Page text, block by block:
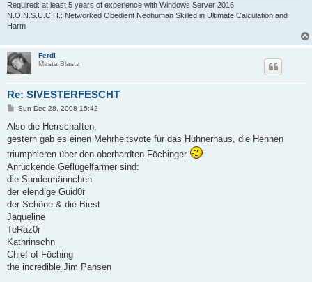
Required: at least 5 years of experience with Windows Server 2016
N.O.N.S.U.C.H.: Networked Obedient Neohuman Skilled in Ultimate Calculation and
Harm
Ferdl
Masta Blasta
Re: SIVESTERFESCHT
P
s
Sun Dec 28, 2008 15:42
Also die Herrschaften,
gestern gab es einen Mehrheitsvote für das Hühnerhaus, die Hennen
triumphieren über den oberhardten Föchinger
Anrückende Geflügelfarmer sind:
die Sundermännchen
der elendige Guid0r
der Schöne & die Biest
Jaqueline
TeRaz0r
Kathrinschn
Chief of Föching
the incredible Jim Pansen